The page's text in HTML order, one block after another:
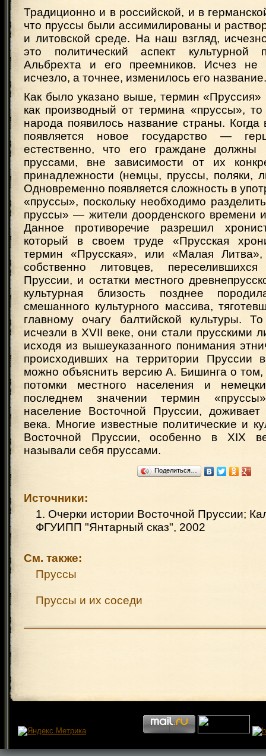
Традиционно и в российской, и в
что пруссы были ассимилированы и
и литовской среде. На наш взгляд,
это политический аспект культурной
Альбрехта и его преемников. Исчез не
исчезло, а точнее, изменилось его название.
Как было указано выше, термин «Пруссия»
как производный от термина «пруссы»,
народа появилось название страны. Когда
появляется новое государство —
естественно, что его граждане должны
пруссами, вне зависимости от их
принадлежности (немцы, пруссы, поляки,
Одновременно появляется сложность в
«пруссы», поскольку необходимо
пруссы» — жители доорденского времени
Данное противоречие разрешил
который в своем труде «Прусская
термин «Прусская», или «Малая
собственно литовцев,
Пруссии, и остатки местного
культурная близость позднее
смешанного культурного массива,
главному очагу балтийской культуры.
исчезли в XVII веке, они стали прусскими
исходя из вышеуказанного понимания
происходивших на территории Пруссии
можно объяснить версию А. Бишинга о
потомки местного населения и
последнем значении термин
население Восточной Пруссии,
века. Многие известные политические и
Восточной Пруссии, особенно в XIX
называли себя пруссами.
Поделиться…
Источники:
1. Очерки истории Восточной Пруссии;
ФГУИПП "Янтарный сказ", 2002
См. также:
Пруссы
Пруссы и их соседи